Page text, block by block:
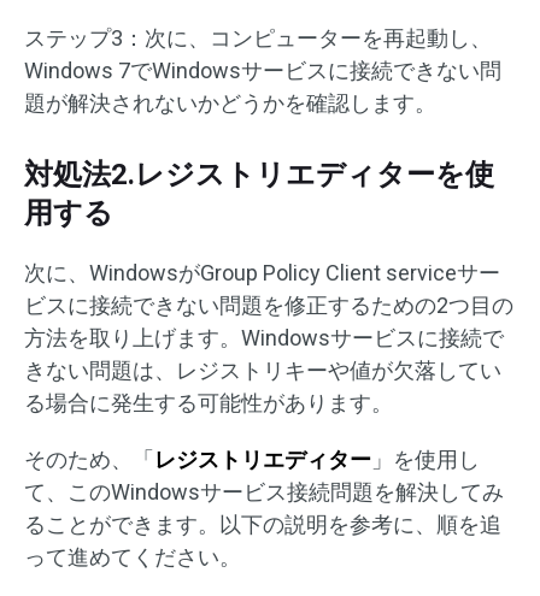
ステップ3：次に、コンピューターを再起動し、
Windows 7でWindowsサービスに接続できない問
題が解決されないかどうかを確認します。
対処法2.レジストリエディターを使
用する
次に、WindowsがGroup Policy Client serviceサー
ビスに接続できない問題を修正するための2つ目の
方法を取り上げます。Windowsサービスに接続で
きない問題は、レジストリキーや値が欠落してい
る場合に発生する可能性があります。
そのため、「レジストリエディター 」を使用し
て、このWindowsサービス接続問題を解決してみ
ることができます。以下の説明を参考に、順を追
って進めてください。